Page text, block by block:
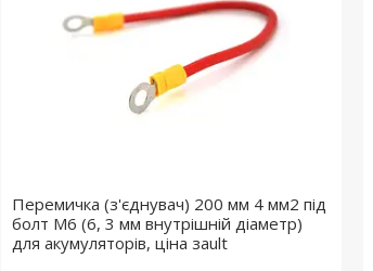
Перемичка (з'єднувач) 200 мм 4 мм2 під
болт М6 (6, 3 мм внутрішній діаметр)
для акумуляторів, ціна заult